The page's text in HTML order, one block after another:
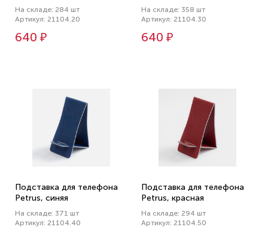
На складе: 284 шт
Артикул: 21104.20
640 ₽
На складе: 358 шт
Артикул: 21104.30
640 ₽
Подставка для телефона
Petrus, синяя
На складе: 371 шт
Артикул: 21104.40
Подставка для телефона
Petrus, красная
На складе: 294 шт
Артикул: 21104.50